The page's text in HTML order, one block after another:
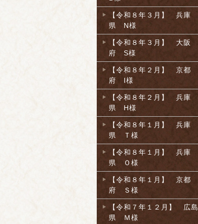
【令和８年３月】 兵庫
県 N様
【令和８年３月】 大阪
府 S様
【令和８年２月】 京都
府 I様
【令和８年２月】 兵庫
県 H様
【令和８年１月】 兵庫
県 Ｔ様
【令和８年１月】 兵庫
県 Ｏ様
【令和８年１月】 京都
府 Ｓ様
【令和７年１２月】 広島
県 Ｍ様